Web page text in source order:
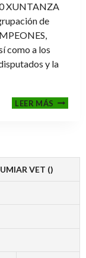
XUNTANZA
de
como a los
y la
LEER MÁS
2024-
VET ()